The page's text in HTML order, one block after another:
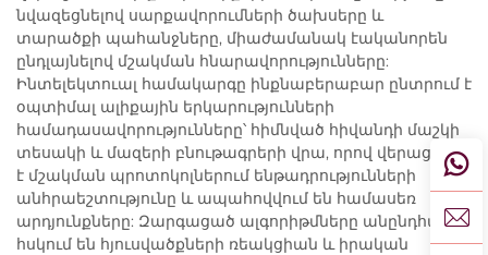
նվազեցնելով սարքավորումների ծախսերը և
տարածքի պահանջները, միաժամանակ էականորեն
ընդլայնելով մշակման հնարավորությունները:
Ինտելեկտուալ համակարգը ինքնաբերաբար ընտրում է
օպտիմալ ալիքային երկարությունների
համադասավորությունները՝ հիմնված հիվանդի մաշկի
տեսակի և մազերի բնութագրերի վրա, որով վերացվում
է մշակման պրոտոկոլներում ենթադրությունների
անհրաեշտությունը և ապահովվում են համասեռ
արդյունքները: Զարգացած ալգորիթմները անընդհատ
հսկում են հյուսվածքների ռեակցիան և իրական